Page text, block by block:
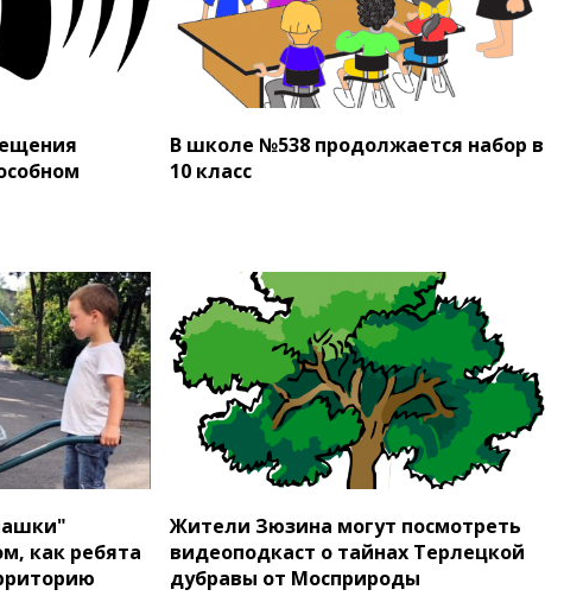
В школе №538 продолжается набор в
10 класс
как ребята
Жители Зюзина могут посмотреть
видеоподкаст о тайнах Терлецкой
дубравы от Мосприроды